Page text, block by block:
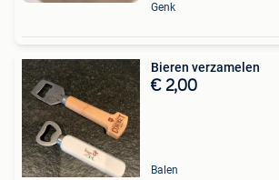
Genk
Bieren verzamelen
€ 2,00
Balen